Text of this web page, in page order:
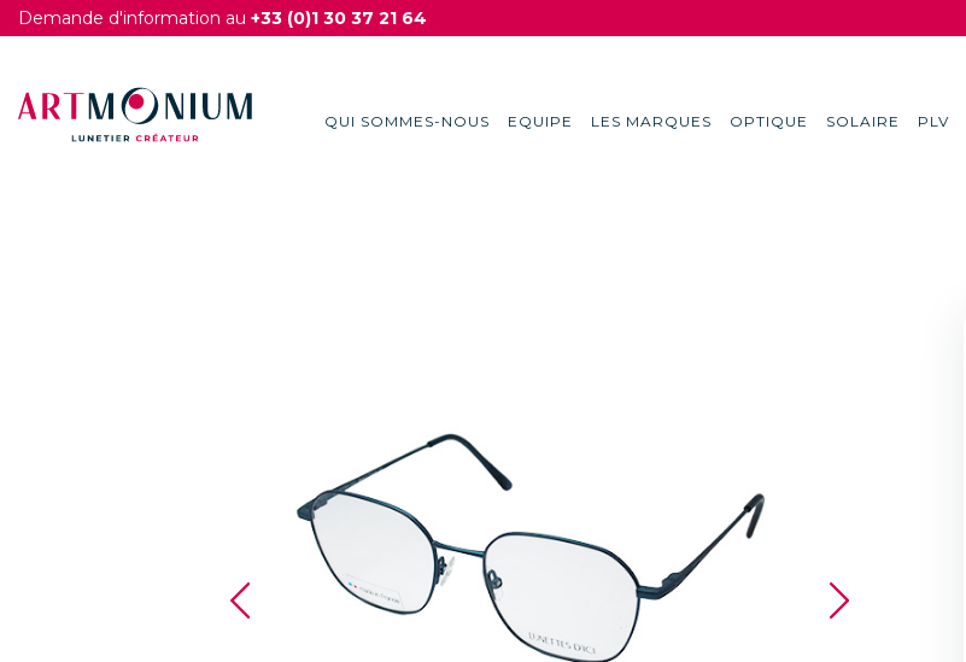
Demande d'information au +33 (0)1 30 37 21 64
QUI SOMMES-NOUS EQUIPE LES MARQUES OPTIQUE SOLAIRE PLV